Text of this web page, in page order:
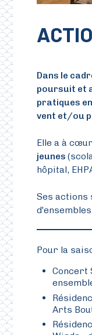
Dans le
poursuit et
pratiques
vent et/ou
Elle a à
jeunes
hôpital,
Ses actions
Pour la
Concert
Arts